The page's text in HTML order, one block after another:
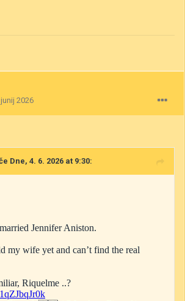
junij 2026
Dne, 4. 6. 2026 at 9:30: